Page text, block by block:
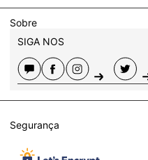
Sobre
SIGA NOS
Segurança